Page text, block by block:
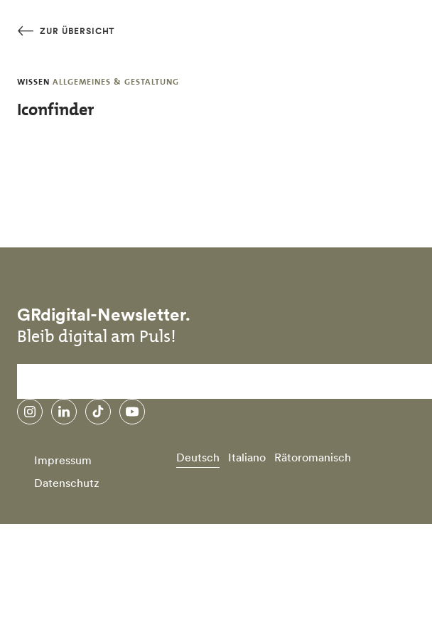
ZUR ÜBERSICHT
WISSEN ALLGEMEINES & GESTALTUNG
Iconfinder
GRdigital-Newsletter.
Bleib digital am Puls!
instagramlinkedintiktok youtube
Impressum
Datenschutz
Deutsch Italiano Rätoromanisch